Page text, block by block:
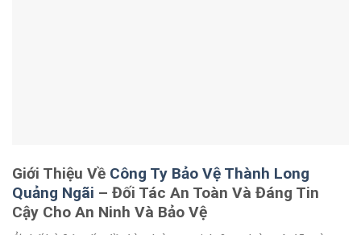
Giới Thiệu Về Công Ty Bảo Vệ Thành Long
Quảng Ngãi – Đối Tác An Toàn Và Đáng Tin
Cậy Cho An Ninh Và Bảo Vệ